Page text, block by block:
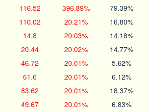
116.52 396.89% 79.39%
110.02 20.21% 16.80%
14.8 20.03% 14.18%
20.44 20.02% 14.77%
46.72 20.01% 5.62%
61.6 20.01% 6.12%
83.62 20.01% 18.37%
49.67 20.01% 6.83%